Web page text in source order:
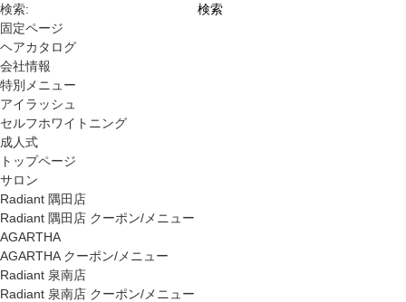
検索:
固定ページ
ヘアカタログ
会社情報
特別メニュー
アイラッシュ
セルフホワイトニング
成人式
トップページ
サロン
Radiant 隅田店
Radiant 隅田店 クーポン/メニュー
AGARTHA
AGARTHA クーポン/メニュー
Radiant 泉南店
Radiant 泉南店 クーポン/メニュー